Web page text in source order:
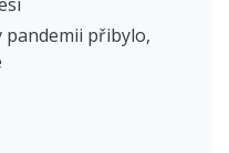
pandemii přibylo,